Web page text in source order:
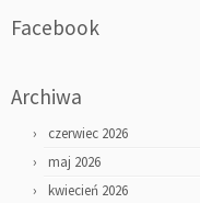
Facebook
Archiwa
czerwiec 2026
maj 2026
kwiecień 2026